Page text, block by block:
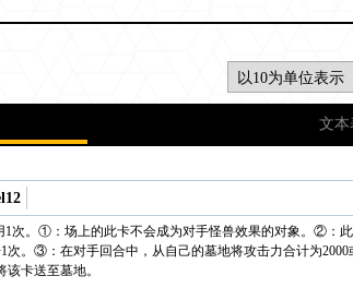
文本
次。①：场上的此卡不会成为对手怪兽效果的对象。②：
。③：在对手回合中，从自己的墓地将攻击力合计为
卡送至墓地。